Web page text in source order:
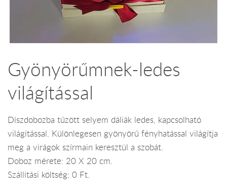
Gyönyörűmnek-ledes
világítással
Díszdobozba tűzött selyem dáliák ledes, kapcsolható
világítással. Különlegesen gyönyörű fényhatással világítja
meg a virágok szírmain keresztül a szobát.
Doboz mérete: 20 X 20 cm.
Szállítási költség: 0 Ft.